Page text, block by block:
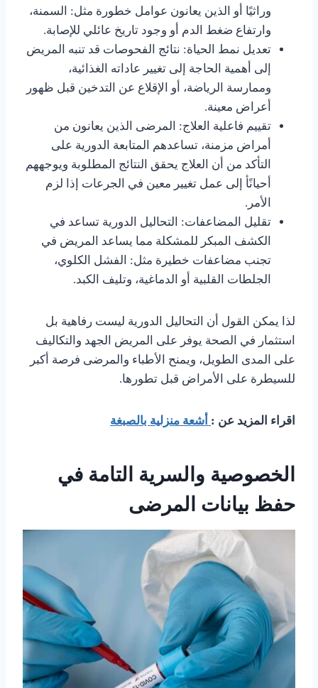
وراثيًا أو الذين يعانون عوامل خطورة مثل: السمنة،
وارتفاع ضغط الدم أو وجود تاريخ عائلي للإصابة.
تعديل نمط الحياة: نتائج الفحوصات قد تنبه المريض
إلى أهمية الحاجة إلى تغيير عاداته الغذائية،
وممارسة الرياضة، أو الإقلاع عن التدخين قبل ظهور
أعراض معينة.
تقييم فاعلية العلاج: المرضى الذين يعانون من
أمراض مزمنة، تساعدهم المتابعة الدورية على
التأكد من أن العلاج يحقق النتائج المطلوبة ويوجههم
أحيانًأ إلى عمل تغيير معين في الجرعات إذا لزم
الأمر.
تقليل المضاعفات: التحاليل الدورية تساعد في
الكشف المبكر للمشكلة مما يساعد المريض في
تجنب مضاعفات خطيرة مثل: الفشل الكلوي،
الجلطات القلبية أو الدماغية، وتليف الكبد.
لذا يمكن القول أن التحاليل الدورية ليست رفاهية بل
استثمار في الصحة يوفر على المريض الجهد والتكاليف
على المدى الطويل، ويمنح الأطباء والمرضى فرصة أكبر
للسيطرة على الأمراض قبل تطورها.
اقراء المزيد عن : أشعة منزلية بالصبغة
الخصوصية والسرية التامة في
حفظ بيانات المرضى